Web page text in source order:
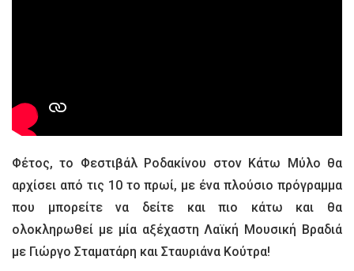
Φέτος, το Φεστιβάλ Ροδακίνου στον Κάτω Μύλο θα
αρχίσει από τις 10 το πρωί, με ένα πλούσιο πρόγραμμα
που μπορείτε να δείτε και πιο κάτω και θα
ολοκληρωθεί με μία αξέχαστη Λαϊκή Μουσική Βραδιά
με Γιώργο Σταματάρη και Σταυριάνα Κούτρα!